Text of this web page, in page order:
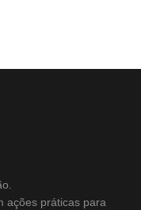
ações práticas para